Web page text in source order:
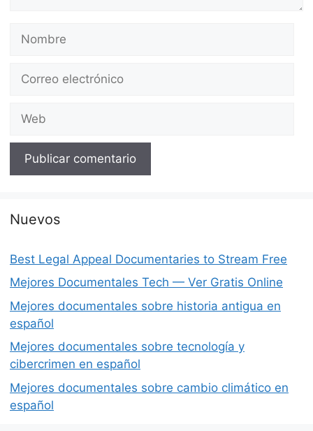
electrónico
Nuevos
Best Legal Appeal Documentaries to Stream Free
Mejores Documentales Tech — Ver Gratis Online
Mejores documentales sobre historia antigua en
español
Mejores documentales sobre tecnología y
cibercrimen en español
Mejores documentales sobre cambio climático en
español